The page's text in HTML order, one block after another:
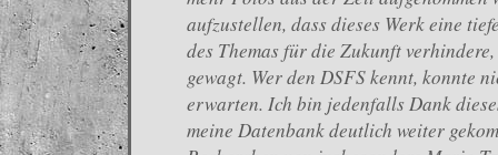
aufzustellen, dass dieses Werk eine
des Themas für die Zukunft
gewagt. Wer den DSFS kennt, konnte
erwarten. Ich bin jedenfalls Dank
meine Datenbank deutlich weiter